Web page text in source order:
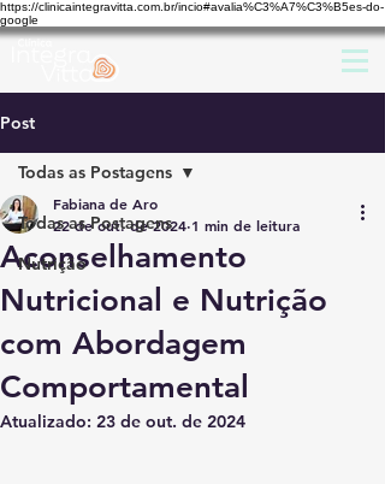
https://clinicaintegravitta.com.br/incio#avalia%C3%A7%C3%B5es-do-
google
Post
Todas as Postagens
Nutrição
Todas as Postagens
Aconselhamento
Nutricional e Nutrição
com Abordagem
Comportamental
Fabiana de Aro
22 de out. de 2024 1 min de leitura
Atualizado: 23 de out. de 2024